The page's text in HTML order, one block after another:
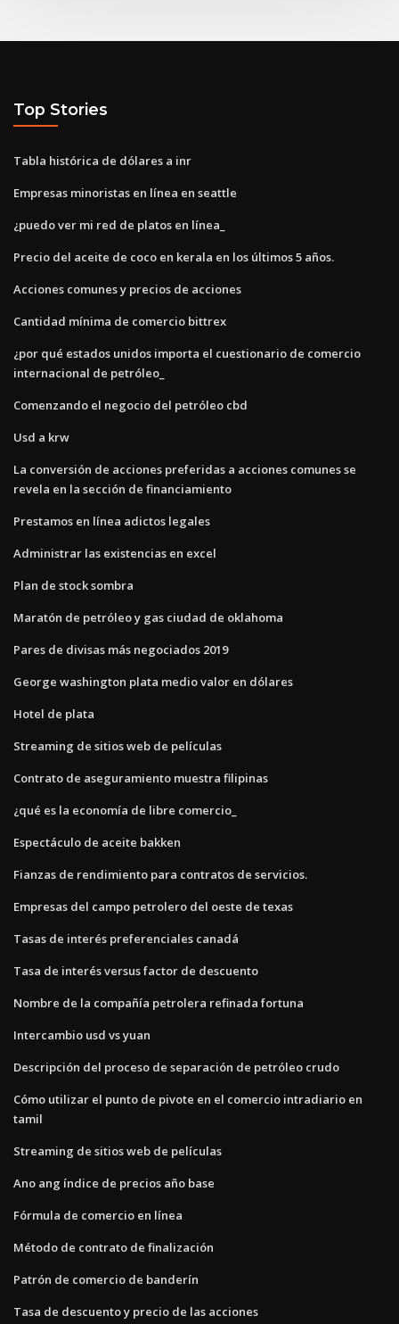
Top Stories
Tabla histórica de dólares a inr
Empresas minoristas en línea en seattle
¿puedo ver mi red de platos en línea_
Precio del aceite de coco en kerala en los últimos 5 años.
Acciones comunes y precios de acciones
Cantidad mínima de comercio bittrex
¿por qué estados unidos importa el cuestionario de comercio
internacional de petróleo_
Comenzando el negocio del petróleo cbd
Usd a krw
La conversión de acciones preferidas a acciones comunes se
revela en la sección de financiamiento
Prestamos en línea adictos legales
Administrar las existencias en excel
Plan de stock sombra
Maratón de petróleo y gas ciudad de oklahoma
Pares de divisas más negociados 2019
George washington plata medio valor en dólares
Hotel de plata
Streaming de sitios web de películas
Contrato de aseguramiento muestra filipinas
¿qué es la economía de libre comercio_
Espectáculo de aceite bakken
Fianzas de rendimiento para contratos de servicios.
Empresas del campo petrolero del oeste de texas
Tasas de interés preferenciales canadá
Tasa de interés versus factor de descuento
Nombre de la compañía petrolera refinada fortuna
Intercambio usd vs yuan
Descripción del proceso de separación de petróleo crudo
Cómo utilizar el punto de pivote en el comercio intradiario en
tamil
Streaming de sitios web de películas
Ano ang índice de precios año base
Fórmula de comercio en línea
Método de contrato de finalización
Patrón de comercio de banderín
Tasa de descuento y precio de las acciones